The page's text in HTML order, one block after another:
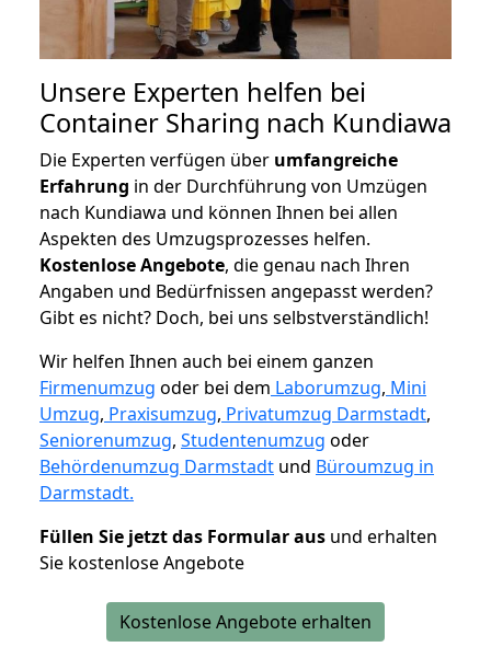
Unsere Experten helfen bei
Container Sharing nach Kundiawa
Die Experten verfügen über umfangreiche
Erfahrung in der Durchführung von Umzügen
nach Kundiawa und können Ihnen bei allen
Aspekten des Umzugsprozesses helfen.
Kostenlose Angebote, die genau nach Ihren
Angaben und Bedürfnissen angepasst werden?
Gibt es nicht? Doch, bei uns selbstverständlich!
Wir helfen Ihnen auch bei einem ganzen
Firmenumzug oder bei dem Laborumzug, Mini
Umzug, Praxisumzug, Privatumzug Darmstadt,
Seniorenumzug, Studentenumzug oder
Behördenumzug Darmstadt und Büroumzug in
Darmstadt.
Füllen Sie jetzt das Formular aus und erhalten
Sie kostenlose Angebote
Kostenlose Angebote erhalten